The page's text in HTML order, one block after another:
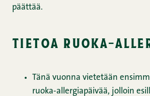
päättää.
tietoa ruoka-
Tänä vuonna vietetään
ruoka-allergiapäivää, jolloin